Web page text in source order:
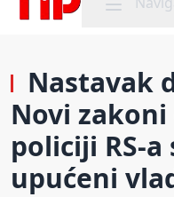
Nastavak
Novi
policiji RS-
upućeni